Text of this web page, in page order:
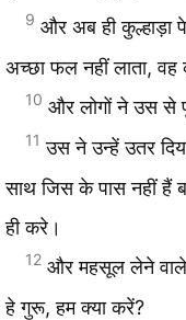
9 और अब ही कुल्हाड़ा
अच्छा फल नहीं लाता,
10 और लोगों ने उस से
11 उस ने उन्हें उतर
साथ जिस के पास नहीं हैं
ही करे।
12 और महसूल लेने
हे गुरू, हम क्या करें?